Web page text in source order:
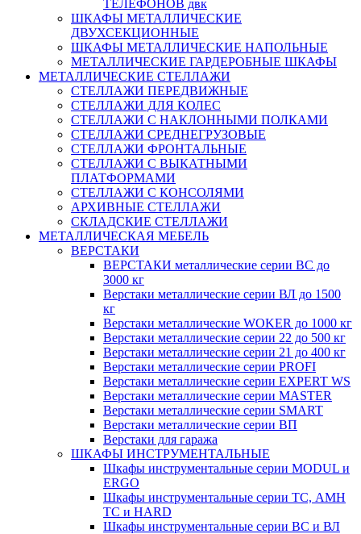
ТЕЛЕФОНОВ двк
ШКАФЫ МЕТАЛЛИЧЕСКИЕ
ДВУХСЕКЦИОННЫЕ
ШКАФЫ МЕТАЛЛИЧЕСКИЕ НАПОЛЬНЫЕ
МЕТАЛЛИЧЕСКИЕ ГАРДЕРОБНЫЕ ШКАФЫ
МЕТАЛЛИЧЕСКИЕ СТЕЛЛАЖИ
СТЕЛЛАЖИ ПЕРЕДВИЖНЫЕ
СТЕЛЛАЖИ ДЛЯ КОЛЕС
СТЕЛЛАЖИ С НАКЛОННЫМИ ПОЛКАМИ
СТЕЛЛАЖИ СРЕДНЕГРУЗОВЫЕ
СТЕЛЛАЖИ ФРОНТАЛЬНЫЕ
СТЕЛЛАЖИ С ВЫКАТНЫМИ
ПЛАТФОРМАМИ
СТЕЛЛАЖИ С КОНСОЛЯМИ
АРХИВНЫЕ СТЕЛЛАЖИ
СКЛАДСКИЕ СТЕЛЛАЖИ
МЕТАЛЛИЧЕСКАЯ МЕБЕЛЬ
ВЕРСТАКИ
ВЕРСТАКИ металлические серии ВС до
3000 кг
Верстаки металлические серии ВЛ до 1500
кг
Верстаки металлические WOKER до 1000 кг
Верстаки металлические серии 22 до 500 кг
Верстаки металлические серии 21 до 400 кг
Верстаки металлические серии PROFI
Верстаки металлические серии EXPERT WS
Верстаки металлические серии MASTER
Верстаки металлические серии SMART
Верстаки металлические серии ВП
Верстаки для гаража
ШКАФЫ ИНСТРУМЕНТАЛЬНЫЕ
Шкафы инструментальные серии MODUL и
ERGO
Шкафы инструментальные серии ТС, АМН
ТС и HARD
Шкафы инструментальные серии ВС и ВЛ